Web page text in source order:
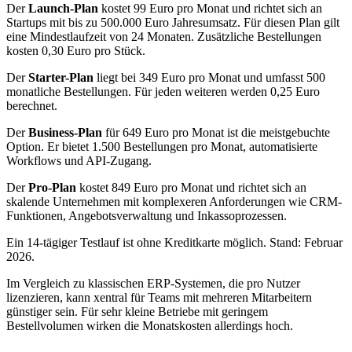
DerLaunch-Plan kostet 99 Euro pro Monat und richtet sich an
Startups mit bis zu 500.000 Euro Jahresumsatz. Für diesen Plan gilt
eine Mindestlaufzeit von 24 Monaten. Zusätzliche Bestellungen
kosten 0,30 Euro pro Stück.
DerStarter-Plan liegt bei 349 Euro pro Monat und umfasst 500
monatliche Bestellungen. Für jeden weiteren werden 0,25 Euro
berechnet.
DerBusiness-Plan für 649 Euro pro Monat ist die meistgebuchte
Option. Er bietet 1.500 Bestellungen pro Monat, automatisierte
Workflows und API-Zugang.
DerPro-Plan kostet 849 Euro pro Monat und richtet sich an
skalende Unternehmen mit komplexeren Anforderungen wie CRM-
Funktionen, Angebotsverwaltung und Inkassoprozessen.
Ein 14-tägiger Testlauf ist ohne Kreditkarte möglich. Stand: Februar
2026.
Im Vergleich zu klassischen ERP-Systemen, die pro Nutzer
lizenzieren, kann xentral für Teams mit mehreren Mitarbeitern
günstiger sein. Für sehr kleine Betriebe mit geringem
Bestellvolumen wirken die Monatskosten allerdings hoch.